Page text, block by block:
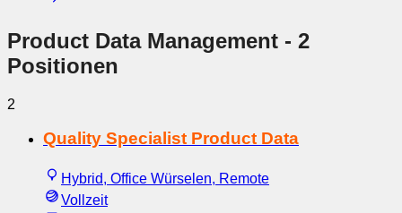
Product Data Management - 2
Positionen
2
Quality Specialist Product Data
Hybrid, Office Würselen, Remote
Vollzeit